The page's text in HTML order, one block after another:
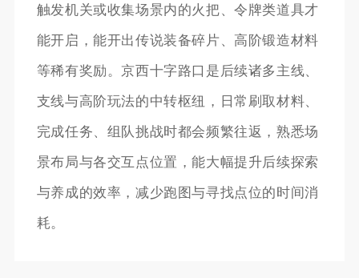
触发机关或收集场景内的火把、令牌类道具才
能开启，能开出传说装备碎片、高阶锻造材料
等稀有奖励。京西十字路口是后续诸多主线、
支线与高阶玩法的中转枢纽，日常刷取材料、
完成任务、组队挑战时都会频繁往返，熟悉场
景布局与各交互点位置，能大幅提升后续探索
与养成的效率，减少跑图与寻找点位的时间消
耗。